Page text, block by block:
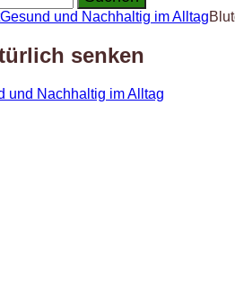
Gesund und Nachhaltig im Alltag
senken
und Nachhaltig im Alltag